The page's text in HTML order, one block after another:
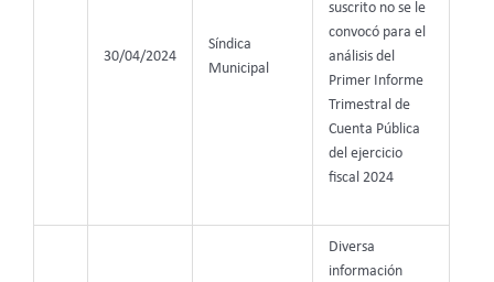
30/04/2024
Síndica
Municipal
suscrito no se le
convocó para el
análisis del
Primer Informe
Trimestral de
Cuenta Pública
del ejercicio
fiscal 2024
Diversa
información